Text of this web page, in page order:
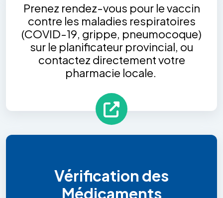
Prenez rendez-vous pour le vaccin
contre les maladies respiratoires
(COVID-19, grippe, pneumocoque)
sur le planificateur provincial, ou
contactez directement votre
pharmacie locale.
Vérification des
Médicaments